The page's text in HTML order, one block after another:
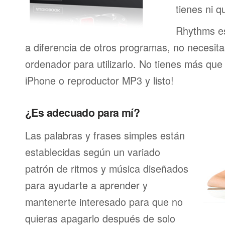
tienes ni
Rhythms
a diferencia de otros programas, no
ordenador para utilizarlo. No tienes más
iPhone o reproductor MP3 y listo!
¿Es adecuado para mí?
Las palabras y frases simples están
establecidas según un variado
patrón de ritmos y música diseñados
para ayudarte a aprender y
mantenerte interesado para que no
quieras apagarlo después de solo